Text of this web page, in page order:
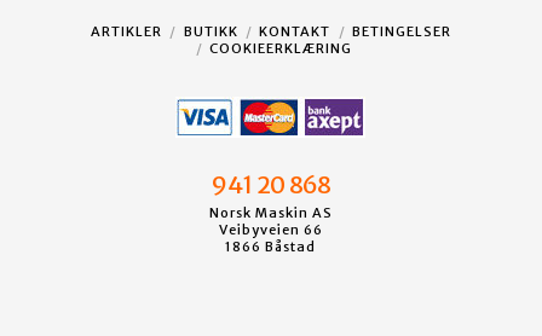
ARTIKLER BUTIKK KONTAKT
BETINGELSER
COOKIEERKLÆRING
941 20 868
Norsk Maskin AS
Veibyveien 66
1866 Båstad